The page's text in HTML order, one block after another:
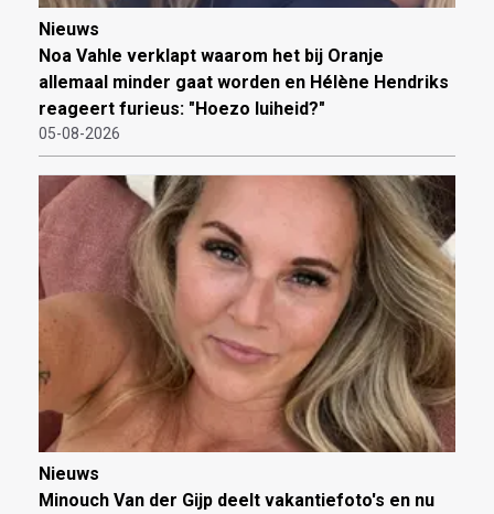
Nieuws
Noa Vahle verklapt waarom het bij Oranje
allemaal minder gaat worden en Hélène Hendriks
reageert furieus: "Hoezo luiheid?"
05-08-2026
Nieuws
Minouch Van der Gijp deelt vakantiefoto's en nu